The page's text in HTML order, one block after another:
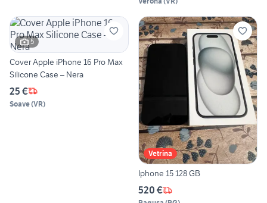
5
Cover Apple iPhone 16 Pro Max
Silicone Case – Nera
25 €
Soave(VR)
Vetrina
Iphone 15 128 GB
520 €